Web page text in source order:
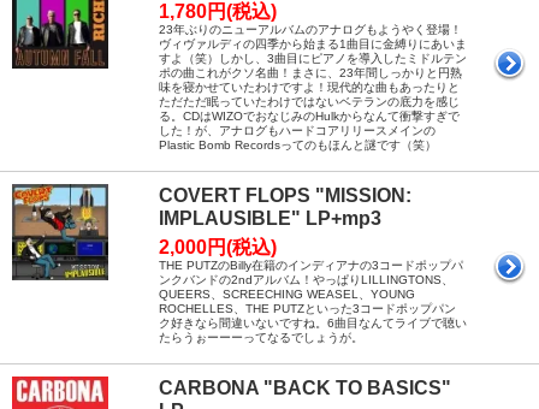
1,780円(税込)
23年ぶりのニューアルバムのアナログもようやく登場！
ヴィヴァルディの四季から始まる1曲目に金縛りにあいま
すよ（笑）しかし、3曲目にピアノを導入したミドルテン
ポの曲これがクソ名曲！まさに、23年間しっかりと円熟
味を寝かせていたわけですよ！現代的な曲もあったりと
ただただ眠っていたわけではないベテランの底力を感じ
る。CDはWIZOでおなじみのHulkからなんて衝撃すぎで
した！が、アナログもハードコアリリースメインの
Plastic Bomb Recordsってのもほんと謎です（笑）
COVERT FLOPS "MISSION:
IMPLAUSIBLE" LP+mp3
2,000円(税込)
THE PUTZのBilly在籍のインディアナの3コードポップパ
ンクバンドの2ndアルバム！やっぱりLILLINGTONS、
QUEERS、SCREECHING WEASEL、YOUNG
ROCHELLES、THE PUTZといった3コードポップパン
ク好きなら間違いないですね。6曲目なんてライブで聴い
たらうぉーーーってなるでしょうが。
CARBONA "BACK TO BASICS"